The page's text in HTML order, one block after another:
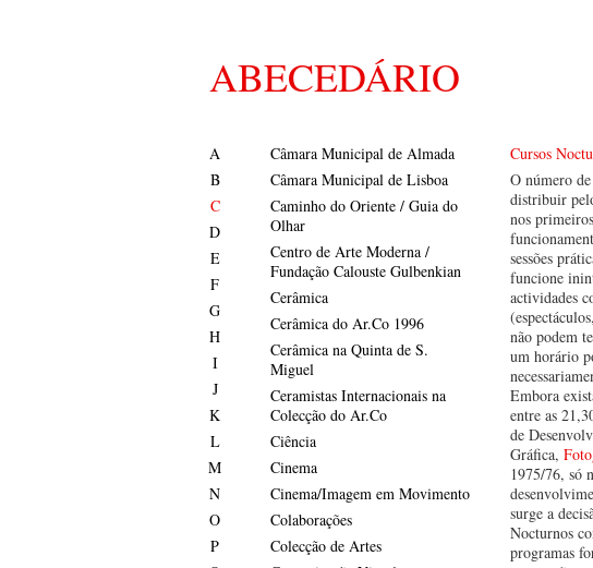
ABECEDÁRIO
A
B
C
D
E
F
G
H
I
J
K
L
M
N
O
P
Câmara Municipal de Almada
Câmara Municipal de Lisboa
Caminho do Oriente / Guia do
Olhar
Centro de Arte Moderna /
Fundação Calouste Gulbenkian
Cerâmica
Cerâmica do Ar.Co 1996
Cerâmica na Quinta de S.
Miguel
Ceramistas Internacionais na
Colecção do Ar.Co
Ciência
Cinema
Cinema/Imagem em Movimento
Colaborações
Colecção de Artes
Cursos
O número
distribuir
nos
sessões
funcione
actividades
não podem
um horário
Embora
entre as
de
Gráfica,
1975/76, só
surge a
Nocturnos
programas